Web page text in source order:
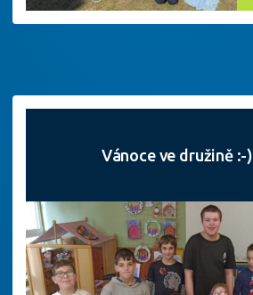
Vánoce ve družině :-)